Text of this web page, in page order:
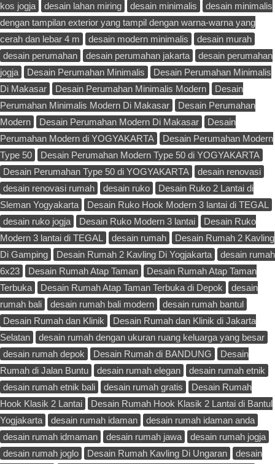
kos jogja
desain lahan miring desain minimalis
desain minimalis
dengan tampilan exterior yang tampil dengan warna-warna yang
cerah dan lebar 4 m
desain modern minimalis
desain murah
desain perumahan
desain perumahan jakarta
desain perumahan
jogja
Desain Perumahan Minimalis
Desain Perumahan Minimalis
Di Makasar
Desain Perumahan Minimalis Modern
Desain
Perumahan Minimalis Modern Di Makasar
Desain Perumahan
Modern
Desain Perumahan Modern Di Makasar
Desain
Perumahan Modern di YOGYAKARTA
Desain Perumahan Modern
Type 50
Desain Perumahan Modern Type 50 di YOGYAKARTA
Desain Perumahan Type 50 di YOGYAKARTA
desain renovasi
desain renovasi rumah
desain ruko
Desain Ruko 2 Lantai di
Sleman Yogyakarta
Desain Ruko Hook Modern 3 lantai di TEGAL
desain ruko jogja
Desain Ruko Modern 3 lantai
Desain Ruko
Modern 3 lantai di TEGAL
desain rumah
Desain Rumah 2 Kavling
Di Gamping
Desain Rumah 2 Kavling Di Yogjakarta
desain rumah
6x23
Desain Rumah Atap Taman
Desain Rumah Atap Taman
Terbuka
Desain Rumah Atap Taman Terbuka di Depok
desain
rumah bali
desain rumah bali modern
desain rumah bantul
Desain Rumah dan Klinik
Desain Rumah dan Klinik di Jakarta
Selatan
desain rumah dengan ukuran ruang keluarga yang besar
desain rumah depok
Desain Rumah di BANDUNG
Desain
Rumah di Jalan Buntu
desain rumah elegan
desain rumah etnik
desain rumah etnik bali
desain rumah gratis
Desain Rumah
Hook Klasik 2 Lantai
Desain Rumah Hook Klasik 2 Lantai di Bantul
Yogjakarta
desain rumah idaman
desain rumah idaman anda
desain rumah idmaman
desain rumah jawa
desain rumah jogja
desain rumah joglo
Desain Rumah Kavling Di Ungaran
desain